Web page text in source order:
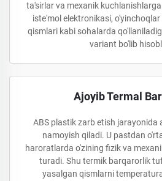
ta'sirlar va mexanik
iste'mol elektronikasi,
qismlari kabi sohalarda
variant bo'lib
Ajoyib Termal
ABS plastik zarb etish jarayonida
namoyish qiladi. U pastdan
haroratlarda o'zining fizik va
turadi. Shu termik barqarorlik
yasalgan qismlarni